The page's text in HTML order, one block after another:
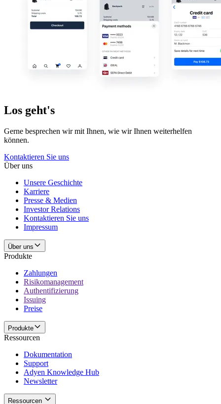
Los geht's
Gerne besprechen wir mit Ihnen, wie wir Ihnen weiterhelfen
können.
Kontaktieren Sie uns
Über uns
Unsere Geschichte
Karriere
Presse & Medien
Investor Relations
Kontaktieren Sie uns
Impressum
Über uns
Produkte
Zahlungen
Risikomanagement
Authentifizierung
Issuing
Preise
Produkte
Ressourcen
Dokumentation
Support
Adyen Knowledge Hub
Newsletter
Ressourcen